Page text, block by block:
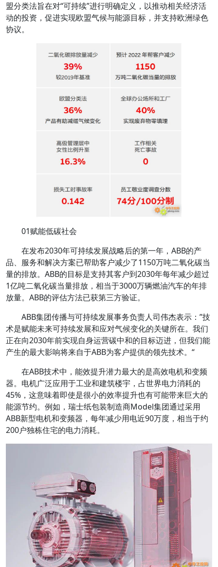
盟分类法旨在对“可持续”进行明确定义，以推动相关经济活
动的投资，促进实现欧盟气候与能源目标，并支持欧洲绿色
协议。
01赋能低碳社会
在发布2030年可持续发展战略后的第一年，ABB的产
品、服务和解决方案已帮助客户减少了1150万吨二氧化碳当
量的排放。ABB的目标是支持其客户到2030年每年减少超过
1亿吨二氧化碳当量排放，相当于3000万辆燃油汽车的年排
放量。ABB的评估方法已获第三方验证。
ABB集团传播与可持续发展事务负责人司伟杰表示：”技
术是赋能未来可持续发展和应对气候变化的关键所在。我们
正在向2030年前实现自身运营碳中和的目标迈进，但我们能
产生的最大影响将来自于ABB为客户提供的领先技术。“
在ABB技术中，能效提升潜力最大的是高效电机和变频
器。电机广泛应用于工业和建筑楼宇，占世界电力消耗的
45%，这意味着即使是很小的效率提升也有可能带来巨大的
能源节约。例如，瑞士纸包装制造商Model集团通过采用
ABB新型电机和变频器，每年减少用电近90万度，相当于约
200户独栋住宅的电力消耗。